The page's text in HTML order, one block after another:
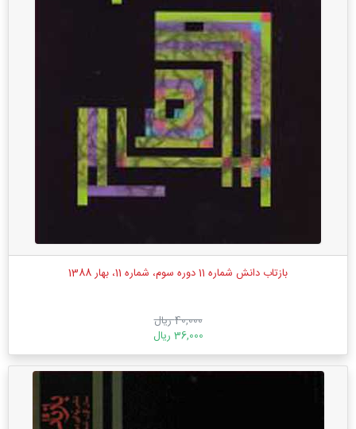
بازتاب دانش شماره 11 دوره سوم، شماره 11، بهار 1388
40,000 ریال
36,000 ریال